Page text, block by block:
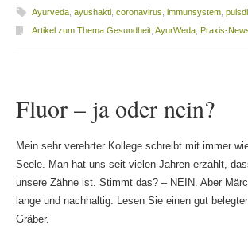
Ayurveda, ayushakti, coronavirus immunsystem,
Artikel zum Thema Gesundheit, AyurWeda, Praxis-
Fluor – ja oder nein?
Mein sehr verehrter Kollege schreibt mit immer
Seele. Man hat uns seit vielen Jahren erzählt,
unsere Zähne ist. Stimmt das? – NEIN. Aber
lange und nachhaltig. Lesen Sie einen gut
Gräber.